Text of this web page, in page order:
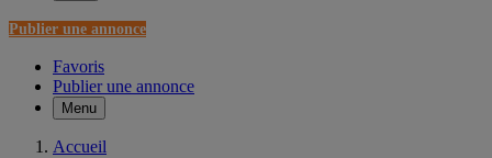
Publier une annonce
Favoris
Publier une annonce
Menu
Accueil